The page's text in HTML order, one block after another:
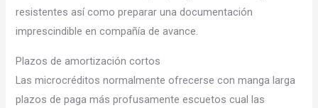
resistentes así­ como preparar una documentación
imprescindible en compañía de avance.
Plazos de amortización cortos
Las microcréditos normalmente ofrecerse con manga larga
plazos de paga más profusamente escuetos cual las